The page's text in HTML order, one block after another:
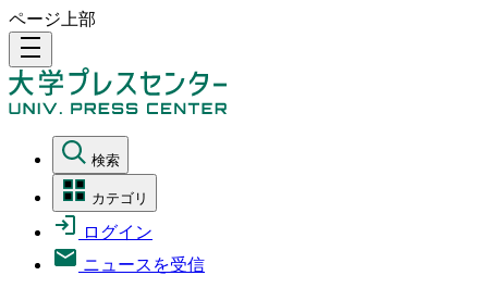
ページ上部
density_medium
検索
カテゴリ
ログイン
ニュースを受信